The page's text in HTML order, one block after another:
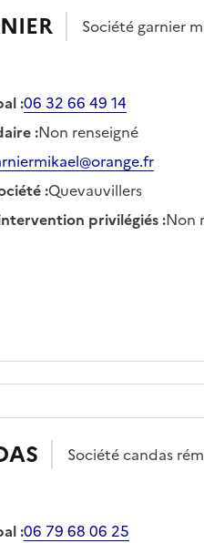
Société garnier
:06 32 66 49 14
:Non renseigné
:Quevauvillers
privilégiés:Non
Sociétécandas
:06 79 68 06 25